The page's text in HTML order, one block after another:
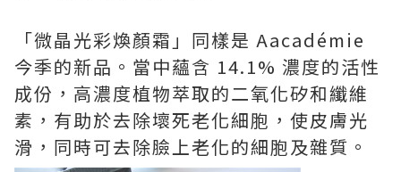
「微晶光彩煥顏霜」同樣是 Aacadémie
今季的新品。當中蘊含 14.1% 濃度的活性
成份，高濃度植物萃取的二氧化矽和纖維
素，有助於去除壞死老化細胞，使皮膚光
滑，同時可去除臉上老化的細胞及雜質。